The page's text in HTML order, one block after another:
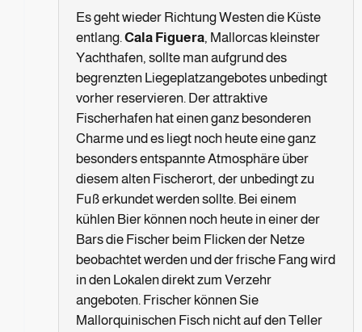
Es geht wieder Richtung Westen die Küste
entlang.Cala Figuera, Mallorcas kleinster
Yachthafen, sollte man aufgrund des
begrenzten Liegeplatzangebotes unbedingt
vorher reservieren. Der attraktive
Fischerhafen hat einen ganz besonderen
Charme und es liegt noch heute eine ganz
besonders entspannte Atmosphäre über
diesem alten Fischerort, der unbedingt zu
Fuß erkundet werden sollte. Bei einem
kühlen Bier können noch heute in einer der
Bars die Fischer beim Flicken der Netze
beobachtet werden und der frische Fang wird
in den Lokalen direkt zum Verzehr
angeboten. Frischer können Sie
Mallorquinischen Fisch nicht auf den Teller